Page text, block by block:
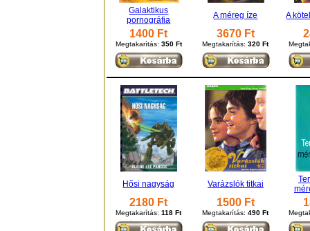
Galaktikus
pornográfia
A méreg íze A
1400 Ft
Megtakarítás: 350 Ft
3670 Ft
Megtakarítás:320 Ft
Hősi nagyság Varázslók titkai
2180 Ft
Megtakarítás:118 Ft
1500 Ft
Megtakarítás:490 Ft